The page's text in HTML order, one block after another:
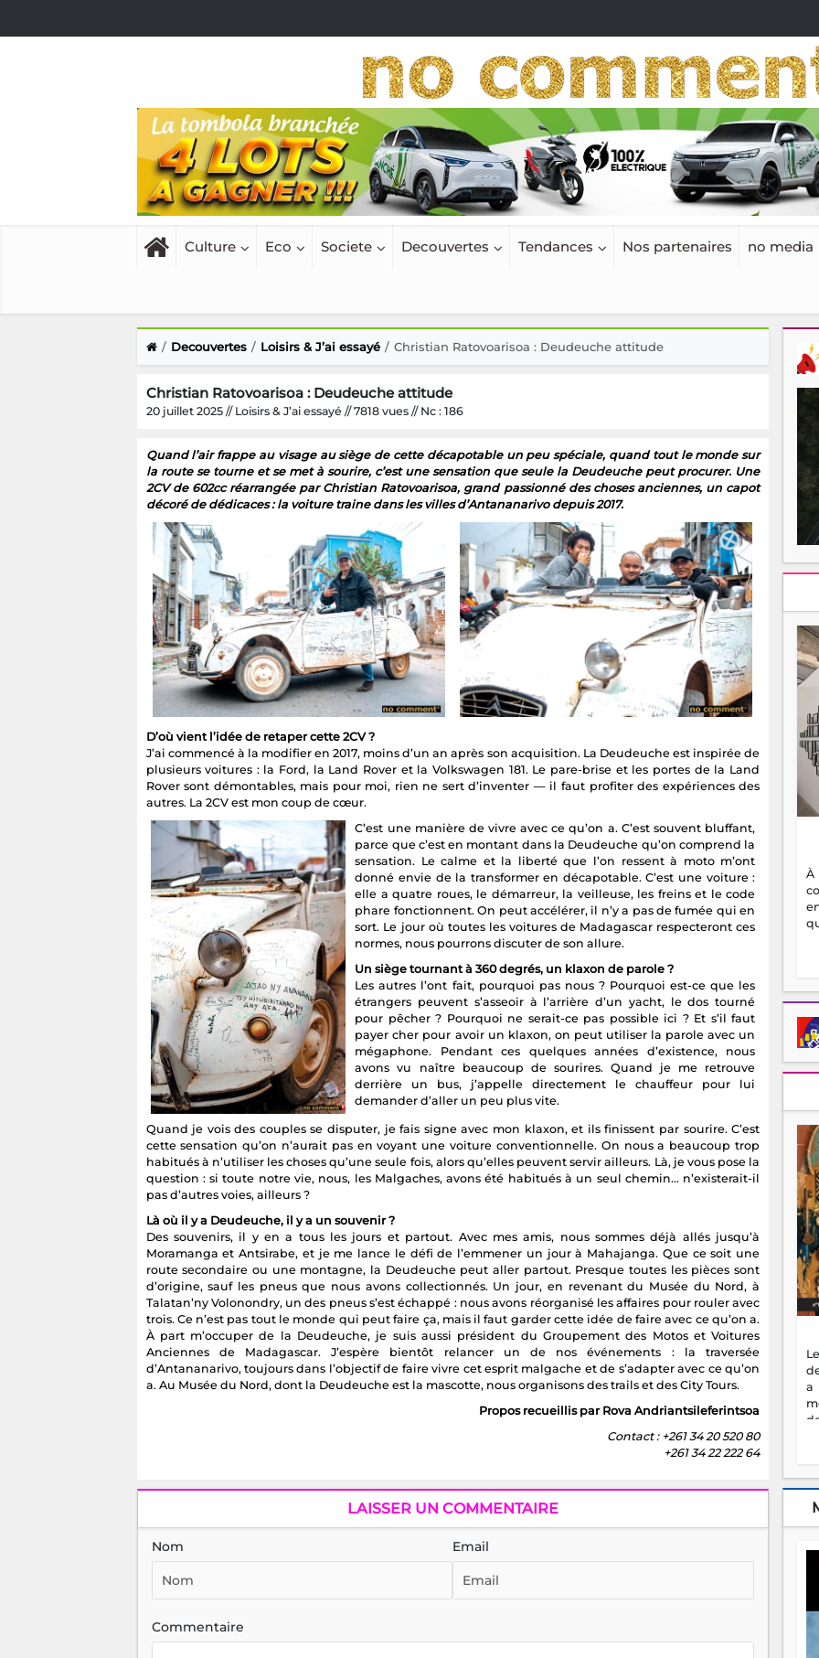
Culture Eco Societe Decouvertes Tendances Nos partenaires no media
Decouvertes Loisirs & J’ai essayé Christian Ratovoarisoa : Deudeuche attitude
Christian Ratovoarisoa : Deudeuche attitude
20 juillet 2025 // Loisirs & J’ai essayé // 7818 vues // Nc : 186
Quand l’air frappe au visage au siège de cette décapotable un peu spéciale, quand tout le monde sur
la route se tourne et se met à sourire, c’est une sensation que seule la Deudeuche peut procurer. Une
2CV de 602cc réarrangée par Christian Ratovoarisoa, grand passionné des choses anciennes, un capot
décoré de dédicaces : la voiture traine dans les villes d’Antananarivo depuis 2017.
D’où vient l’idée de retaper cette 2CV ?
J’ai commencé à la modifier en 2017, moins d’un an après son acquisition. La Deudeuche est inspirée de
plusieurs voitures : la Ford, la Land Rover et la Volkswagen 181. Le pare-brise et les portes de la Land
Rover sont démontables, mais pour moi, rien ne sert d’inventer — il faut profiter des expériences des
autres. La 2CV est mon coup de cœur.
C’est une manière de vivre avec ce qu’on a. C’est souvent bluffant,
parce que c’est en montant dans la Deudeuche qu’on comprend la
sensation. Le calme et la liberté que l’on ressent à moto m’ont
donné envie de la transformer en décapotable. C’est une voiture :
elle a quatre roues, le démarreur, la veilleuse, les freins et le code
phare fonctionnent. On peut accélérer, il n’y a pas de fumée qui en
sort. Le jour où toutes les voitures de Madagascar respecteront ces
normes, nous pourrons discuter de son allure.
Un siège tournant à 360 degrés, un klaxon de parole ?
Les autres l’ont fait, pourquoi pas nous ? Pourquoi est-ce que les
étrangers peuvent s’asseoir à l’arrière d’un yacht, le dos tourné
pour pêcher ? Pourquoi ne serait-ce pas possible ici ? Et s’il faut
payer cher pour avoir un klaxon, on peut utiliser la parole avec un
mégaphone. Pendant ces quelques années d’existence, nous
avons vu naître beaucoup de sourires. Quand je me retrouve
derrière un bus, j’appelle directement le chauffeur pour lui
demander d’aller un peu plus vite.
Quand je vois des couples se disputer, je fais signe avec mon klaxon, et ils finissent par sourire. C’est
cette sensation qu’on n’aurait pas en voyant une voiture conventionnelle. On nous a beaucoup trop
habitués à n’utiliser les choses qu’une seule fois, alors qu’elles peuvent servir ailleurs. Là, je vous pose la
question : si toute notre vie, nous, les Malgaches, avons été habitués à un seul chemin… n’existerait-il
pas d’autres voies, ailleurs ?
Là où il y a Deudeuche, il y a un souvenir ?
Des souvenirs, il y en a tous les jours et partout. Avec mes amis, nous sommes déjà allés jusqu’à
Moramanga et Antsirabe, et je me lance le défi de l’emmener un jour à Mahajanga. Que ce soit une
route secondaire ou une montagne, la Deudeuche peut aller partout. Presque toutes les pièces sont
d’origine, sauf les pneus que nous avons collectionnés. Un jour, en revenant du Musée du Nord, à
Talatan’ny Volonondry, un des pneus s’est échappé : nous avons réorganisé les affaires pour rouler avec
trois. Ce n’est pas tout le monde qui peut faire ça, mais il faut garder cette idée de faire avec ce qu’on a.
À part m’occuper de la Deudeuche, je suis aussi président du Groupement des Motos et Voitures
Anciennes de Madagascar. J’espère bientôt relancer un de nos événements : la traversée
d’Antananarivo, toujours dans l’objectif de faire vivre cet esprit malgache et de s’adapter avec ce qu’on
a. Au Musée du Nord, dont la Deudeuche est la mascotte, nous organisons des trails et des City Tours.
Propos recueillis par Rova Andriantsileferintsoa
Contact : +261 34 20 520 80
+261 34 22 222 64
LAISSER UN COMMENTAIRE
Nom Email
Commentaire
a